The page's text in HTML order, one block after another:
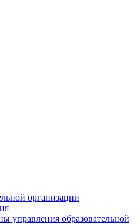
организации
управления образовательной